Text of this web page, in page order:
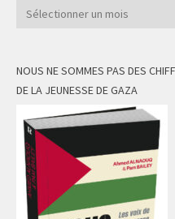
Archives
NOUS NE SOMMES PAS DES
DE LA JEUNESSE DE GAZA